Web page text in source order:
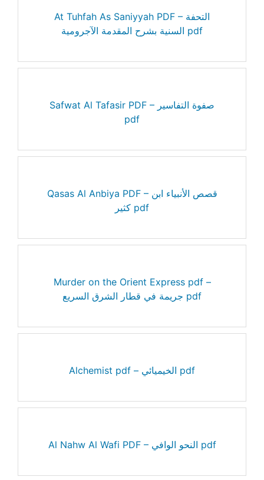
At Tuhfah As Saniyyah PDF – التحفة
السنية بشرح المقدمة الآجرومية pdf
Safwat Al Tafasir PDF – صفوة التفاسير
pdf
Qasas Al Anbiya PDF – قصص الأنبياء ابن
كثير pdf
Murder on the Orient Express pdf –
جريمة في قطار الشرق السريع pdf
Alchemist pdf – الخيميائي pdf
Al Nahw Al Wafi PDF – النحو الوافي pdf